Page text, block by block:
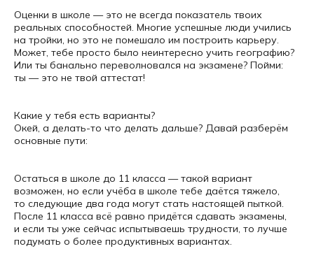
Оценки в школе — это не всегда показатель твоих
реальных способностей. Многие успешные люди учились
на тройки, но это не помешало им построить карьеру.
Может, тебе просто было неинтересно учить географию?
Или ты банально переволновался на экзамене? Пойми:
ты — это не твой аттестат!
Какие у тебя есть варианты?
Окей, а делать-то что делать дальше? Давай разберём
основные пути:
Остаться в школе до 11 класса — такой вариант
возможен, но если учёба в школе тебе даётся тяжело,
то следующие два года могут стать настоящей пыткой.
После 11 класса всё равно придётся сдавать экзамены,
и если ты уже сейчас испытываешь трудности, то лучше
подумать о более продуктивных вариантах.